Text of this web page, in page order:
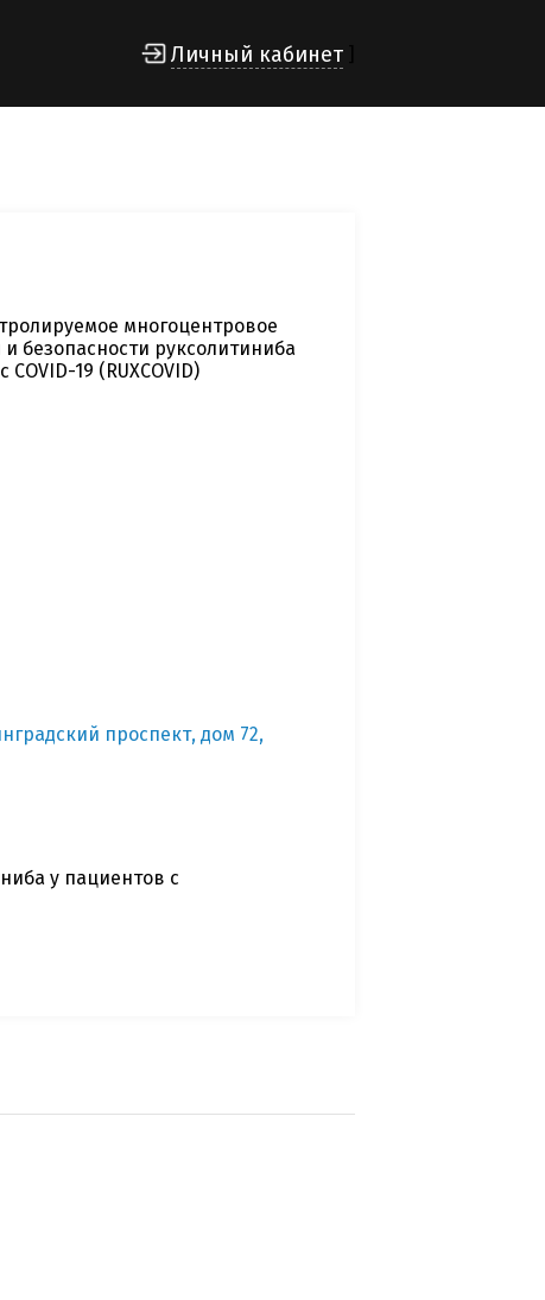
Личный кабинет
многоцентровое
безопасности руксолитиниба
19 (RUXCOVID)
проспект, дом 72,
у пациентов с